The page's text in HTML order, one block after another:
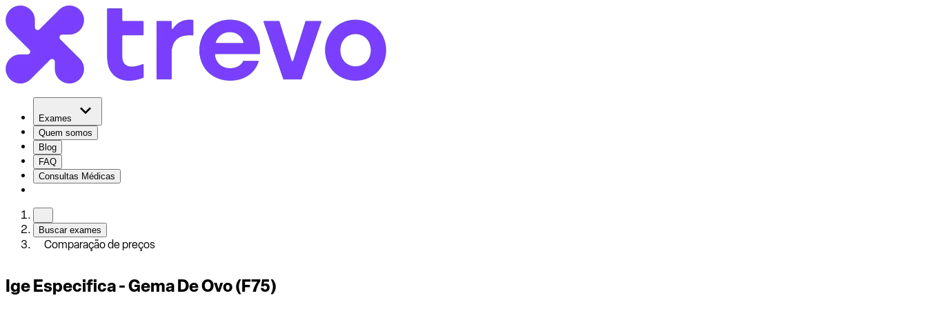
Exames
Quem somos
Blog
FAQ
Consultas Médicas
Buscar exames
Comparação de preços
Ige Especifica - Gema De Ovo (F75)